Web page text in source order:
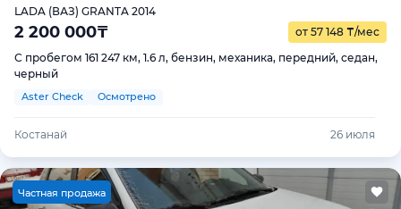
LADA (ВАЗ) GRANTA 2014
2 200 000₸ от 57 148 ₸/мес
С пробегом 161 247 км, 1.6 л, бензин, механика, передний, седан,
черный
Aster Check Осмотрено
Костанай 26 июля
Частная продажа